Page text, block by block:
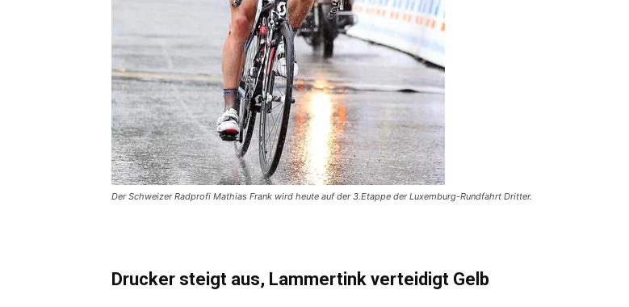
Der Schweizer Radprofi Mathias Frank wird heute auf der 3.Etappe der Luxemburg-Rundfahrt Dritter.
Drucker steigt aus, Lammertink verteidigt Gelb